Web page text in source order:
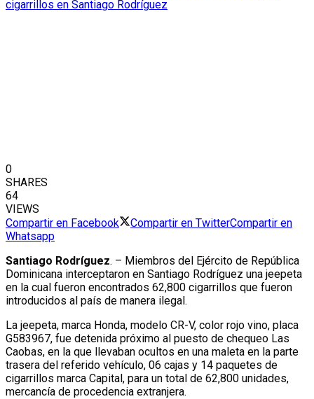
0
SHARES
64
VIEWS
Compartir en Facebook
Compartir en TwitterCompartir en
Whatsapp
Santiago Rodríguez. – Miembros del Ejército de República
Dominicana interceptaron en Santiago Rodríguez una jeepeta
en la cual fueron encontrados 62,800 cigarrillos que fueron
introducidos al país de manera ilegal.
La jeepeta, marca Honda, modelo CR-V, color rojo vino, placa
G583967, fue detenida próximo al puesto de chequeo Las
Caobas, en la que llevaban ocultos en una maleta en la parte
trasera del referido vehículo, 06 cajas y 14 paquetes de
cigarrillos marca Capital, para un total de 62,800 unidades,
mercancía de procedencia extranjera.